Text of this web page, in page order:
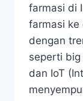
farmasi di
farmasi ke
dengan
seperti
dan IoT